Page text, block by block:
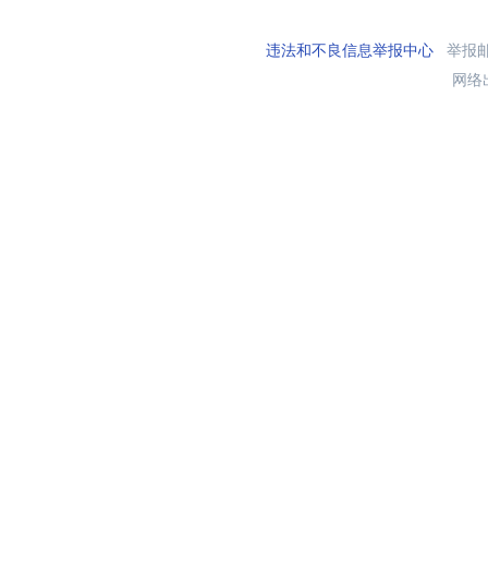
违法和不良信息举报中心举报
网